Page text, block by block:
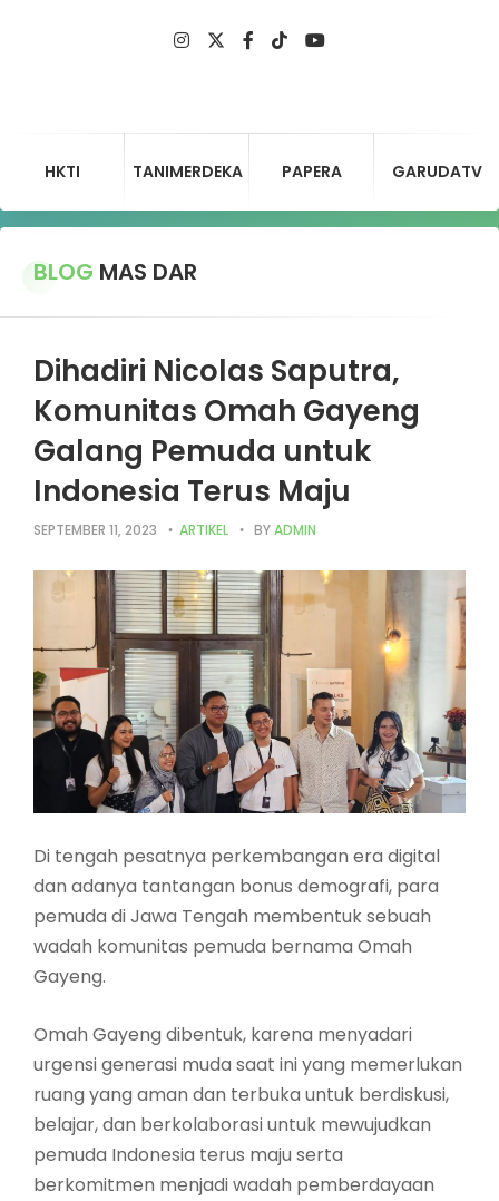
HKTI TANIMERDEKA PAPERA GARUDATV
BLOG MAS DAR
Dihadiri Nicolas Saputra,
Komunitas Omah Gayeng
Galang Pemuda untuk
Indonesia Terus Maju
SEPTEMBER 11, 2023 ARTIKEL BYADMIN
Di tengah pesatnya perkembangan era digital
dan adanya tantangan bonus demografi, para
pemuda di Jawa Tengah membentuk sebuah
wadah komunitas pemuda bernama Omah
Gayeng.
Omah Gayeng dibentuk, karena menyadari
urgensi generasi muda saat ini yang memerlukan
ruang yang aman dan terbuka untuk berdiskusi,
belajar, dan berkolaborasi untuk mewujudkan
pemuda Indonesia terus maju serta
berkomitmen menjadi wadah pemberdayaan